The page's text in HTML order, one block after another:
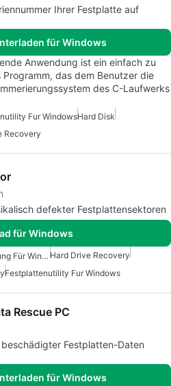
Ihrer Festplatte auf
für Windows
Anwendung ist ein einfach zu
das dem Benutzer die
des C-Laufwerks
Fur WindowsHard Disk
Recovery
defekter Festplattensektoren
für Windows
Festplattenwiederherstellung Für Windows Hard Drive Recovery
Festplattenutility Fur Windows
Rescue PC
Festplatten-Daten
für Windows